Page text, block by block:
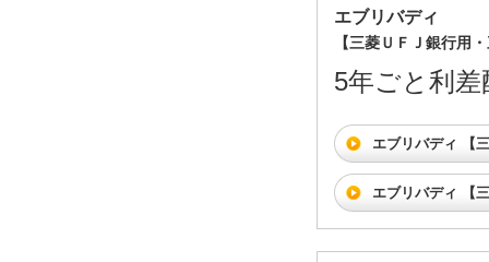
エブリバディ
【三菱ＵＦＪ銀行用
5年ごと利
エブリバディ 【
エブリバディ 【